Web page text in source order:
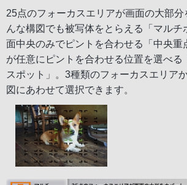
25点のフォーカスエリアが画面の大部
んな構図でも被写体をとらえる「マルチ
面中央のみでピントを合わせる「中央重
が任意にピントを合わせる位置を選べる
スポット」。3種類のフォーカスエリア
図にあわせて選択できます。